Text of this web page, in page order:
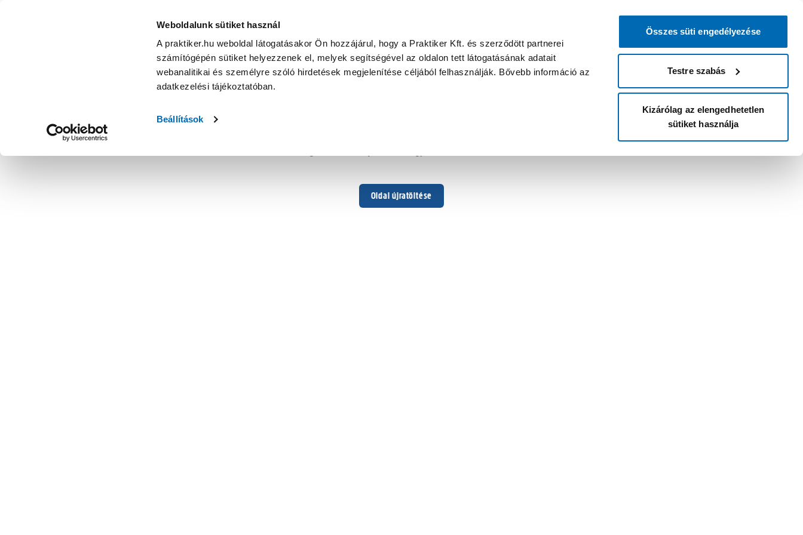
Weboldalunk sütiket használ
A praktiker.hu weboldal látogatásakor Ön hozzájárul, hogy a Praktiker Kft. és szerződött partnerei
számítógépén sütiket helyezzenek el, melyek segítségével az oldalon tett látogatásának adatait
webanalitikai és személyre szóló hirdetések megjelenítése céljából felhasználják. Bővebb információ az
adatkezelési tájékoztatóban.
Beállítások
Összes süti engedélyezése
Testre szabás
Kizárólag az elengedhetetlen
sütiket használja
Oldal újratöltése